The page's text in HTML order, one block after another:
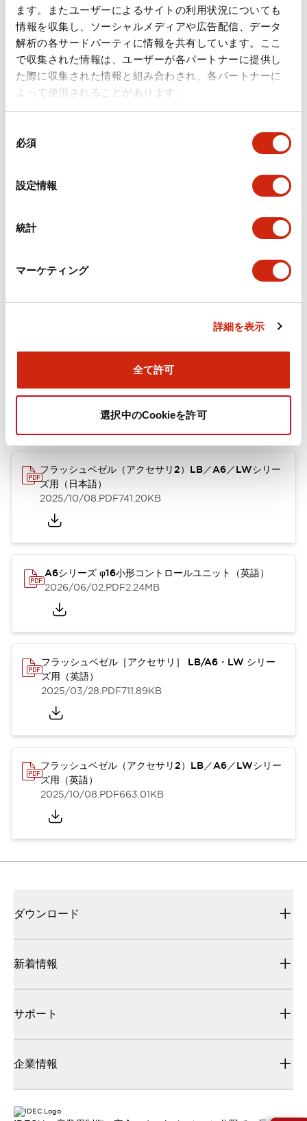
ます。またユーザーによるサイトの利用状況についても
情報を収集し、ソーシャルメディアや広告配信、データ
解析の各サードパーティに情報を共有しています。ここ
で収集された情報は、ユーザーが各パートナーに提供し
た際に収集された情報と組み合わされ、各パートナーに
よって使用されることがあります。
必須
設定情報
統計
マーケティング
詳細を表示
全て許可
選択中のCookieを許可
機能仕様
機械的仕様
取付設置仕様
カタログ
A6シリーズ φ16小形コントロールユニット（日本語）
フラッシュベゼル［アクセサリ］ LB/A6・LW シリーズ
2025/03/28.PDF617.63KB
フラッシュベゼル（アクセサリ2）LB／A6／LWシリー
ズ用（日本語）
2025/10/08.PDF741.20KB
A6シリーズ φ16小形コントロールユニット（英語）
2026/06/02.PDF2.24MB
フラッシュベゼル［アクセサリ］ LB/A6・LW シリー
ズ用（英語）
2025/03/28.PDF711.89KB
フラッシュベゼル（アクセサリ2）LB／A6／LWシリー
ズ用（英語）
2025/10/08.PDF663.01KB
ダウンロード
新着情報
サポート
企業情報